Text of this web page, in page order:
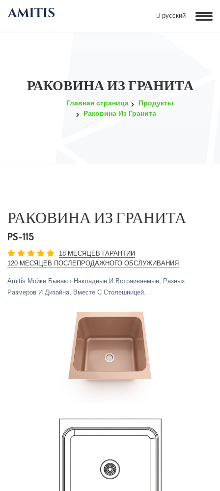
русский
РАКОВИНА ИЗ ГРАНИТА
Главная страница
Продукты
Раковина Из Гранита
РАКОВИНА ИЗ ГРАНИТА
PS-115
18 МЕСЯЦЕВ ГАРАНТИИ
120 МЕСЯЦЕВ ПОСЛЕПРОДАЖНОГО ОБСЛУЖИВАНИЯ
Amitis Мойки Бывают Накладные И Встраиваемые, Разных
Размеров И Дизайна, Вместе С Столешницей.